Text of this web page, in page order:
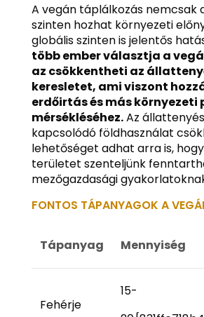
A vegán táplálkozás nemcsak
szinten hozhat környezeti
globális szinten is jelentős
több ember választja a
az csökkentheti az
keresletet, ami viszont
erdőirtás és más környezeti
mérsékléséhez.Az
kapcsolódó földhasználat
lehetőséget adhat arra is,
területet szenteljünk
mezőgazdasági
FONTOS TÁPANYAGOK A
Tápanyag Mennyiség
Fehérje
15-